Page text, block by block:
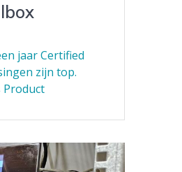
jaar Certified
zijn top.
Product